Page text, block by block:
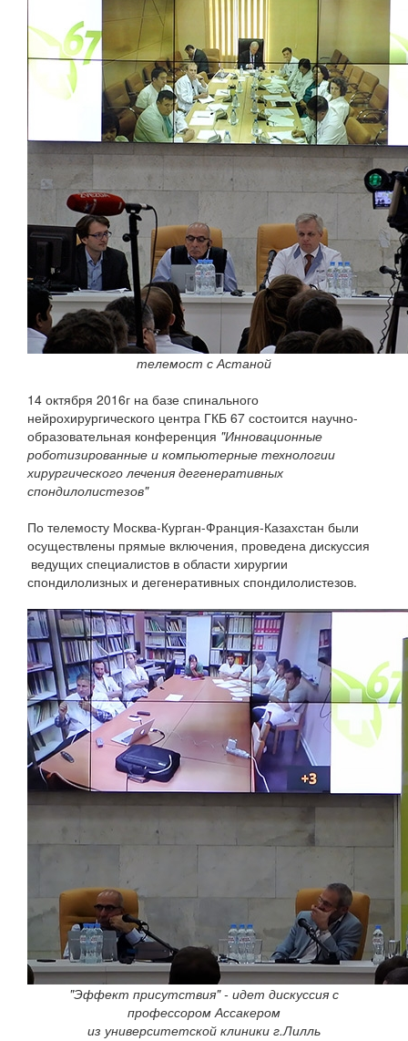
телемост с Астаной
14 октября 2016г на базе спинального
нейрохирургического центра ГКБ 67 состоится научно-
образовательная конференция "Инновационные
роботизированные и компьютерные технологии
хирургического лечения дегенеративных
спондилолистезов"
По телемосту Москва-Курган-Франция-Казахстан были
осуществлены прямые включения, проведена дискуссия
ведущих специалистов в области хирургии
спондилолизных и дегенеративных спондилолистезов.
"Эффект присутствия" - идет дискуссия с
профессором Ассакером
из университетской клиники г.Лилль